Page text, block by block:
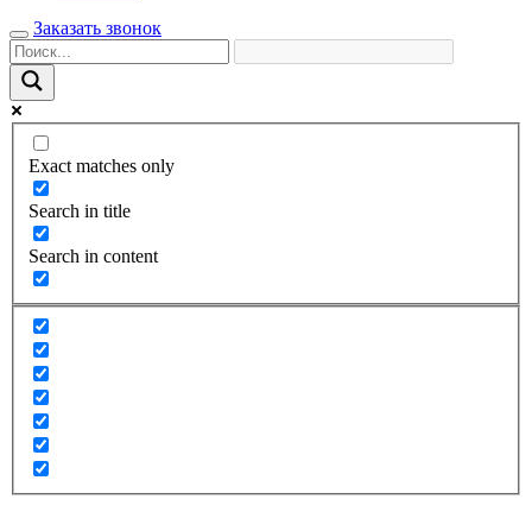
Заказать звонок
Exact matches only
Search in title
Search in content